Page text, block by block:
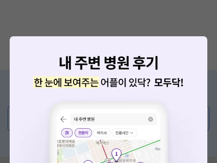
증상/치료, 궁금한 점이 있나요?
💬 무엇이든 물어보세요
혹은, 의료상담 서비스에 다양한 게시글 보러가기